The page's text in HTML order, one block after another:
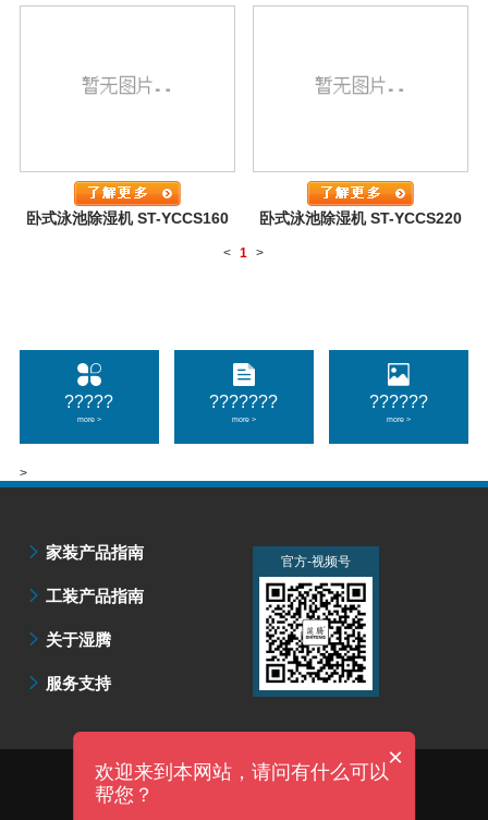
>
?????
more >
???????
more >
??????
more >
卧式泳池除湿机 ST-YCCS160 卧式泳池除湿机 ST-YCCS220
< 1 >
家装产品指南
工装产品指南
关于湿腾
服务支持
官方-微信公众号
官方-视频号
技术支持：明企科技
上海湿腾电器有限公司 版权所有 |
×
欢迎来到本网站，请问有什么可以
帮您？